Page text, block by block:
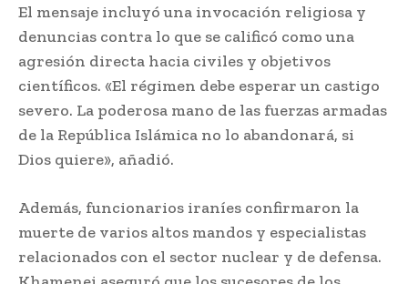
El mensaje incluyó una invocación religiosa y
denuncias contra lo que se calificó como una
agresión directa hacia civiles y objetivos
científicos. «El régimen debe esperar un castigo
severo. La poderosa mano de las fuerzas armadas
de la República Islámica no lo abandonará, si
Dios quiere», añadió.
Además, funcionarios iraníes confirmaron la
muerte de varios altos mandos y especialistas
relacionados con el sector nuclear y de defensa.